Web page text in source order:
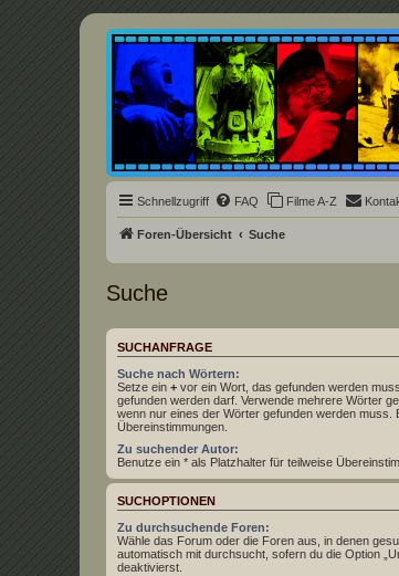
Underground Film
Die Underground Film Community ist ein
Schnellzugriff FAQ Filme A-Z
Foren-Übersicht Suche
Suche
SUCHANFRAGE
Suche nach Wörtern:
Setze ein + vor ein Wort, das gefunden werden
gefunden werden darf. Verwende mehrere Wörter
wenn nur eines der Wörter gefunden werden muss.
Übereinstimmungen.
Zu suchender Autor:
Benutze ein * als Platzhalter für teilweise
SUCHOPTIONEN
Zu durchsuchende Foren:
Wähle das Forum oder die Foren aus, in denen
automatisch mit durchsucht, sofern du die Option
deaktivierst.